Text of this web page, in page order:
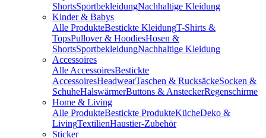
ShortsSportbekleidungNachhaltige Kleidung
Kinder & Babys
Alle ProdukteBestickte KleidungT-Shirts &
TopsPullover & HoodiesHosen &
ShortsSportbekleidungNachhaltige Kleidung
Accessoires
Alle AccessoiresBestickte
AccessoiresHeadwearTaschen & RucksäckeSocken &
SchuheHalswärmerButtons & AnsteckerRegenschirme
Home & Living
Alle ProdukteBestickte ProdukteKücheDeko &
LivingTextilienHaustier-Zubehör
Sticker